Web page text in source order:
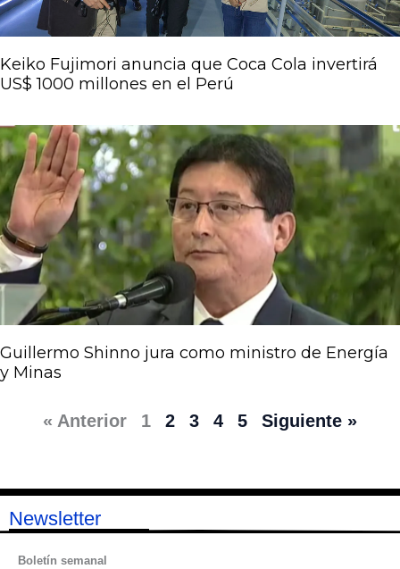
Keiko Fujimori anuncia que Coca Cola invertirá
US$ 1000 millones en el Perú
Guillermo Shinno jura como ministro de Energía
y Minas
« Anterior 1 2 3 4 5 Siguiente »
Newsletter
Boletín semanal